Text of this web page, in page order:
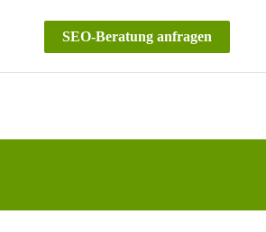
SEO-Beratung anfragen